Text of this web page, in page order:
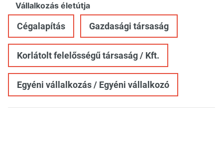
Vállalkozás életútja
Cégalapítás Gazdasági társaság
Korlátolt felelősségű társaság / Kft.
Egyéni vállalkozás / Egyéni vállalkozó